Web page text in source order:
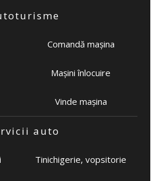
Comandă mașina
Mașini înlocuire
Vinde mașina
auto
Tinichigerie, vopsitorie